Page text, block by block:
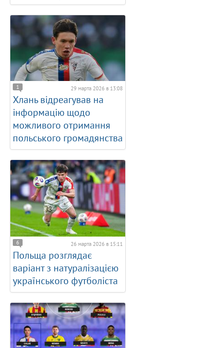
1 29 марта 2026 в 13:08
Хлань відреагував на
інформацію щодо
можливого отримання
польського громадянства
6 26 марта 2026 в 15:11
Польща розглядає
варіант з натуралізацією
українського футболіста